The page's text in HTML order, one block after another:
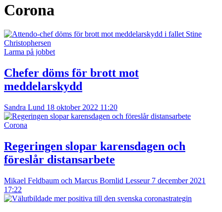
Corona
Larma på jobbet
Chefer döms för brott mot
meddelarskydd
Sandra Lund 18 oktober 2022 11:20
Corona
Regeringen slopar karensdagen och
föreslår distansarbete
Mikael Feldbaum och Marcus Bornlid Lesseur 7 december 2021
17:22